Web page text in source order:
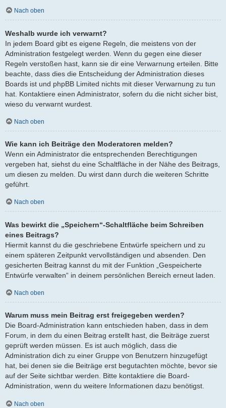
Nach oben
Weshalb wurde ich verwarnt?
In jedem Board gibt es eigene Regeln, die meistens von der
Administration festgelegt werden. Wenn du gegen eine dieser
Regeln verstoßen hast, kann sie dir eine Verwarnung erteilen. Bitte
beachte, dass dies die Entscheidung der Administration dieses
Boards ist und phpBB Limited nichts mit dieser Verwarnung zu tun
hat. Kontaktiere einen Administrator, sofern du die nicht sicher bist,
wieso du verwarnt wurdest.
Nach oben
Wie kann ich Beiträge den Moderatoren melden?
Wenn ein Administrator die entsprechenden Berechtigungen
vergeben hat, siehst du eine Schaltfläche in der Nähe des Beitrags,
um diesen zu melden. Du wirst dann durch die weiteren Schritte
geführt.
Nach oben
Was bewirkt die „Speichern“-Schaltfläche beim Schreiben
eines Beitrags?
Hiermit kannst du die geschriebene Entwürfe speichern und zu
einem späteren Zeitpunkt vervollständigen und absenden. Den
gesicherten Beitrag kannst du mit der Funktion „Gespeicherte
Entwürfe verwalten“ in deinem persönlichen Bereich erneut laden.
Nach oben
Warum muss mein Beitrag erst freigegeben werden?
Die Board-Administration kann entschieden haben, dass in dem
Forum, in dem du einen Beitrag erstellt hast, die Beiträge zuerst
geprüft werden müssen. Es ist auch möglich, dass die
Administration dich zu einer Gruppe von Benutzern hinzugefügt
hat, bei denen sie die Beiträge erst begutachten möchte, bevor sie
auf der Seite sichtbar werden. Bitte kontaktiere die Board-
Administration, wenn du weitere Informationen dazu benötigst.
Nach oben